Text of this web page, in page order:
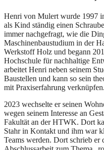
Henri von Mulert wurde 1997
als Kind ständig einen
immer nachgefragt, wie die
Maschinenbaustudium in der
Werkstoff Holz und begann
Hochschule für nachhaltige
arbeitet Henri neben seinem
Baustellen und kann so sein
mit Praxiserfahrung verknüpfen.
2023 wechselte er seinen
wegen seinem Interesse an
Fakultät an der HTWK. Dort
Stahr in Kontakt und ihm war
Teams werden. Dort schrieb er